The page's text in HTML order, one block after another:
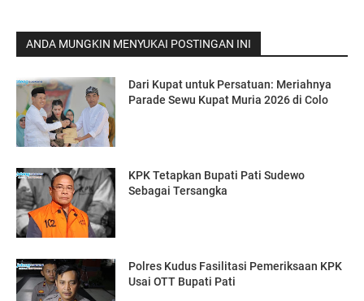
ANDA MUNGKIN MENYUKAI POSTINGAN INI
Dari Kupat untuk Persatuan: Meriahnya
Parade Sewu Kupat Muria 2026 di Colo
KPK Tetapkan Bupati Pati Sudewo
Sebagai Tersangka
Polres Kudus Fasilitasi Pemeriksaan KPK
Usai OTT Bupati Pati